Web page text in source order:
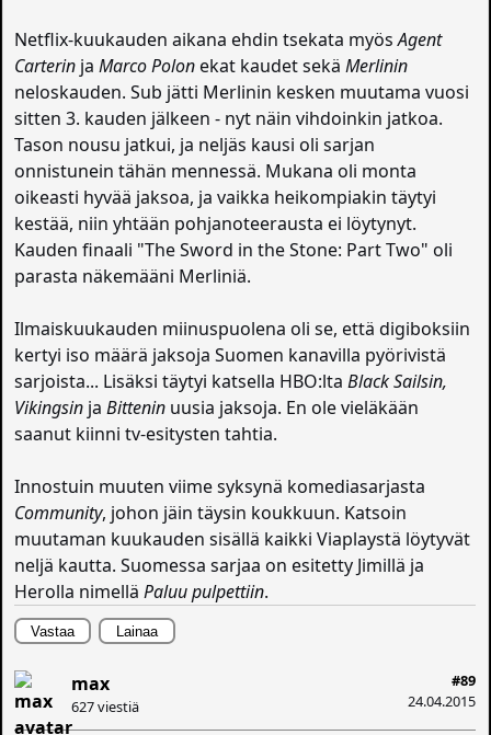
Netflix-kuukauden aikana ehdin tsekata myösAgent
Carterin jaMarco Polonekat kaudet sekäMerlinin
neloskauden. Sub jätti Merlinin kesken muutama vuosi
sitten 3. kauden jälkeen - nyt näin vihdoinkin jatkoa.
Tason nousu jatkui, ja neljäs kausi oli sarjan
onnistunein tähän mennessä. Mukana oli monta
oikeasti hyvää jaksoa, ja vaikka heikompiakin täytyi
kestää, niin yhtään pohjanoteerausta ei löytynyt.
Kauden finaali "The Sword in the Stone: Part Two" oli
parasta näkemääni Merliniä.
Ilmaiskuukauden miinuspuolena oli se, että digiboksiin
kertyi iso määrä jaksoja Suomen kanavilla pyörivistä
sarjoista... Lisäksi täytyi katsella HBO:ltaBlack Sailsin,
Vikingsin jaBittenin uusia jaksoja. En ole vieläkään
saanut kiinni tv-esitysten tahtia.
Innostuin muuten viime syksynä komediasarjasta
Community, johon jäin täysin koukkuun. Katsoin
muutaman kuukauden sisällä kaikki Viaplaystä löytyvät
neljä kautta. Suomessa sarjaa on esitetty Jimillä ja
Herolla nimelläPaluu pulpettiin.
Vastaa Lainaa
#89
24.04.2015
max
627 viestiä